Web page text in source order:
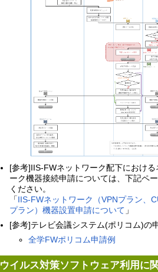
[参考]IIS-FWネットワーク配下における
ーク機器接続申請については、下記ペ
ください。
「IIS-FWネットワーク（VPNプラン、
プラン）機器設置申請について 」
[参考]テレビ会議システム(ポリコム)の
全学FWポリコム申請例
ウイルス対策ソフトウェア利用に